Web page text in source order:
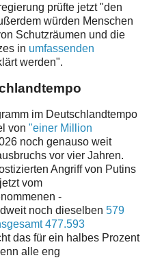
prüfte jetzt "den
würden Menschen
Schutzräumen und die
in umfassenden
werden".
im Deutschlandtempo
von "einer Million
noch genauso weit
vor vier Jahren.
Angriff von Putins
vom
-
noch dieselben 579
477.593
das für ein halbes Prozent
alle eng